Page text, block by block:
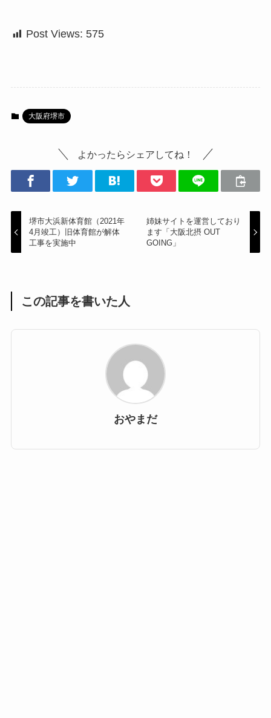
Post Views: 575
大阪府堺市
よかったらシェアしてね！
堺市大浜新体育館（2021年
4月竣工）旧体育館が解体
工事を実施中
姉妹サイトを運営しており
ます「大阪北摂 OUT
GOING」
この記事を書いた人
おやまだ